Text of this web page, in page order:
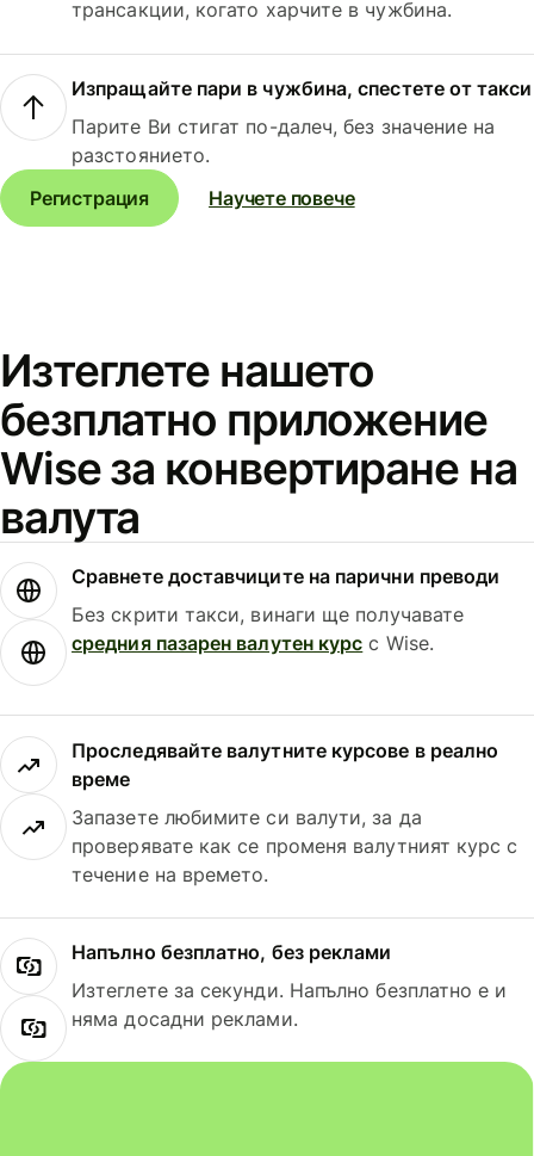
трансакции, когато харчите в чужбина.
Изпращайте пари в чужбина, спестете от такси
Парите Ви стигат по-далеч, без значение на
разстоянието.
Регистрация
Научете повече
Изтеглете нашето
безплатно приложение
Wise за конвертиране на
валута
Сравнете доставчиците на парични преводи
Без скрити такси, винаги ще получавате
средния пазарен валутен курс с Wise.
Проследявайте валутните курсове в реално
време
Запазете любимите си валути, за да
проверявате как се променя валутният курс с
течение на времето.
Напълно безплатно, без реклами
Изтеглете за секунди. Напълно безплатно е и
няма досадни реклами.